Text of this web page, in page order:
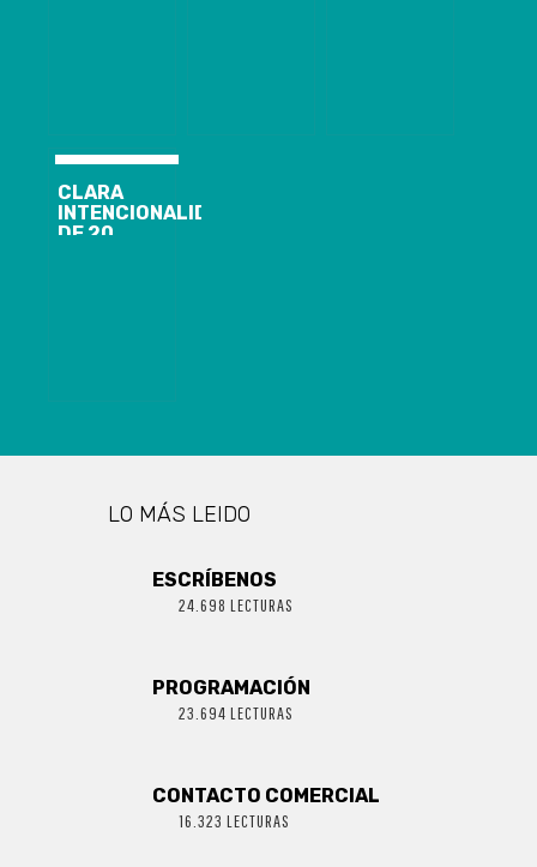
CLARA
INTENCIONALIDAD
DE 20
LO MÁS LEIDO
ESCRÍBENOS
24.698 LECTURAS
PROGRAMACIÓN
23.694 LECTURAS
CONTACTO COMERCIAL
16.323 LECTURAS